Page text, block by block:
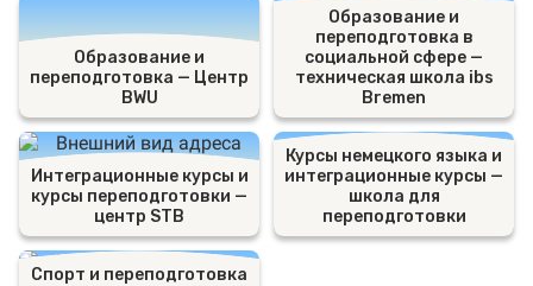
Образование и
переподготовка — Центр
BWU
Образование и
переподготовка в
социальной сфере —
техническая школа ibs
Bremen
Интеграционные курсы и
курсы переподготовки —
центр STB
Курсы немецкого языка и
интеграционные курсы —
школа для
переподготовки
Спорт и переподготовка